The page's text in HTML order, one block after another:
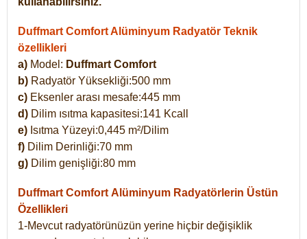
Duffmart Comfort Alüminyum Radyatör Teknik
özellikleri
a) Model: Duffmart Comfort
b) Radyatör Yüksekliği:500 mm
c) Eksenler arası mesafe:445 mm
d) Dilim ısıtma kapasitesi:141 Kcall
e) Isıtma Yüzeyi:0,445 m²/Dilim
f) Dilim Derinliği:70 mm
g) Dilim genişliği:80 mm
Duffmart Comfort Alüminyum Radyatörlerin Üstün
Özellikleri
1-Mevcut radyatörünüzün yerine hiçbir değişiklik